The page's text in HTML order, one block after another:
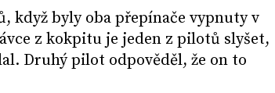
když byly oba přepínače vypnuty v
z kokpitu je jeden z pilotů slyšet,
Druhý pilot odpověděl, že on to